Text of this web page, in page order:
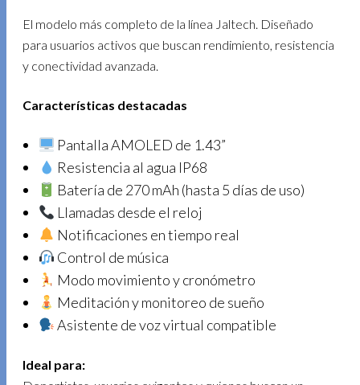
El modelo más completo de la línea Jaltech. Diseñado
para usuarios activos que buscan rendimiento, resistencia
y conectividad avanzada.
Características destacadas
Pantalla AMOLED de 1.43”
Resistencia al agua IP68
Batería de 270 mAh (hasta 5 días de uso)
Llamadas desde el reloj
Notificaciones en tiempo real
Control de música
Modo movimiento y cronómetro
Meditación y monitoreo de sueño
Asistente de voz virtual compatible
Ideal para: